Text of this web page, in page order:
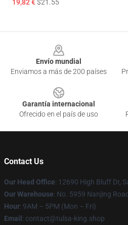
19,82 €$21.55
Envío mundial
Enviamos a más de 200 países
Garantía internacional
Ofrecido en el país de uso
Contact Us
Our Head Office: 12690 High Bluff Dr,
Our Warehouse: No. 5959 Nanjing
Hour: 9AM – 5PM (Mon – Fri)
Email : contact@tulsa-king.shop